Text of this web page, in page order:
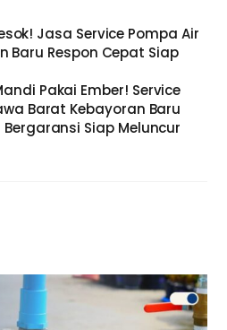
Jasa Service Pompa Air
Baru Respon Cepat Siap
Pakai Ember! Service
Barat Kebayoran Baru
Bergaransi Siap Meluncur